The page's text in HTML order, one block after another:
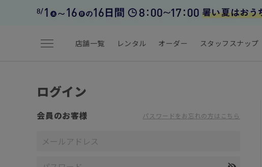
menu 店舗一覧 レンタル オーダー スタッフスナップ
ログイン
会員のお客様 パスワードをお忘れの方はこちら